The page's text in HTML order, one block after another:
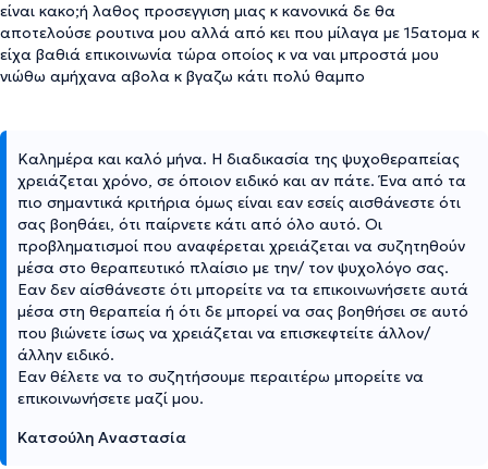
είναι κακο;ή λαθος προσεγγιση μιας κ κανονικά δε θα
αποτελούσε ρουτινα μου αλλά από κει που μίλαγα με 15ατομα κ
είχα βαθιά επικοινωνία τώρα οποίος κ να ναι μπροστά μου
νιώθω αμήχανα αβολα κ βγαζω κάτι πολύ θαμπο
Καλημέρα και καλό μήνα. Η διαδικασία της ψυχοθεραπείας
χρειάζεται χρόνο, σε όποιον ειδικό και αν πάτε. Ένα από τα
πιο σημαντικά κριτήρια όμως είναι εαν εσείς αισθάνεστε ότι
σας βοηθάει, ότι παίρνετε κάτι από όλο αυτό. Οι
προβληματισμοί που αναφέρεται χρειάζεται να συζητηθούν
μέσα στο θεραπευτικό πλαίσιο με την/ τον ψυχολόγο σας.
Εαν δεν αίσθάνεστε ότι μπορείτε να τα επικοινωνήσετε αυτά
μέσα στη θεραπεία ή ότι δε μπορεί να σας βοηθήσει σε αυτό
που βιώνετε ίσως να χρειάζεται να επισκεφτείτε άλλον/
άλλην ειδικό.
Εαν θέλετε να το συζητήσουμε περαιτέρω μπορείτε να
επικοινωνήσετε μαζί μου.
Κατσούλη Αναστασία